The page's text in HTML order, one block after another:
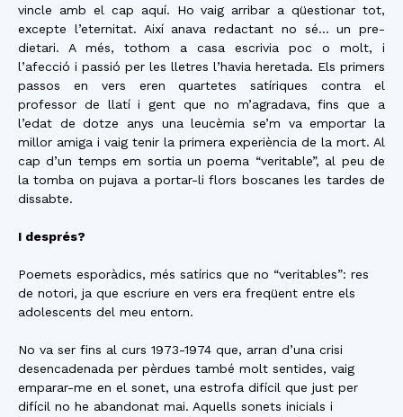
vincle amb el cap aquí. Ho vaig arribar a qüestionar tot,
excepte l’eternitat. Així anava redactant no sé… un pre-
dietari. A més, tothom a casa escrivia poc o molt, i
l’afecció i passió per les lletres l’havia heretada. Els primers
passos en vers eren quartetes satíriques contra el
professor de llatí i gent que no m’agradava, fins que a
l’edat de dotze anys una leucèmia se’m va emportar la
millor amiga i vaig tenir la primera experiència de la mort. Al
cap d’un temps em sortia un poema “veritable”, al peu de
la tomba on pujava a portar-li flors boscanes les tardes de
dissabte.
I després?
Poemets esporàdics, més satírics que no “veritables”: res
de notori, ja que escriure en vers era freqüent entre els
adolescents del meu entorn.
No va ser fins al curs 1973-1974 que, arran d’una crisi
desencadenada per pèrdues també molt sentides, vaig
emparar-me en el sonet, una estrofa difícil que just per
difícil no he abandonat mai. Aquells sonets inicials i